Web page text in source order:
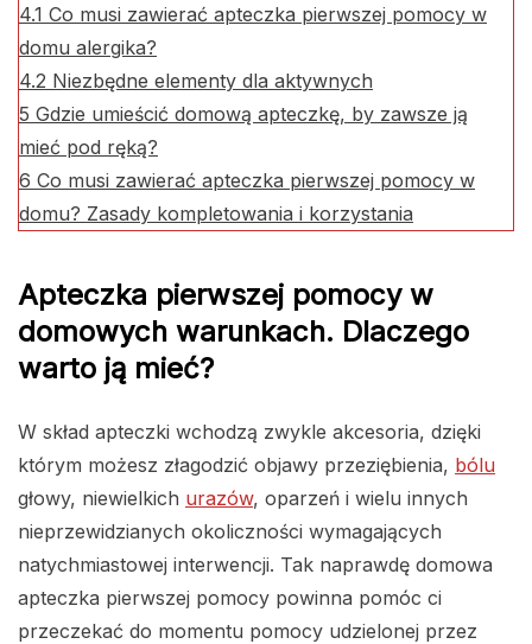
4.1 Co musi zawierać apteczka pierwszej pomocy w
domu alergika?
4.2 Niezbędne elementy dla aktywnych
5 Gdzie umieścić domową apteczkę, by zawsze ją
mieć pod ręką?
6 Co musi zawierać apteczka pierwszej pomocy w
domu? Zasady kompletowania i korzystania
Apteczka pierwszej pomocy w
domowych warunkach. Dlaczego
warto ją mieć?
W skład apteczki wchodzą zwykle akcesoria, dzięki
którym możesz złagodzić objawy przeziębienia, bólu
głowy, niewielkich urazów, oparzeń i wielu innych
nieprzewidzianych okoliczności wymagających
natychmiastowej interwencji. Tak naprawdę domowa
apteczka pierwszej pomocy powinna pomóc ci
przeczekać do momentu pomocy udzielonej przez